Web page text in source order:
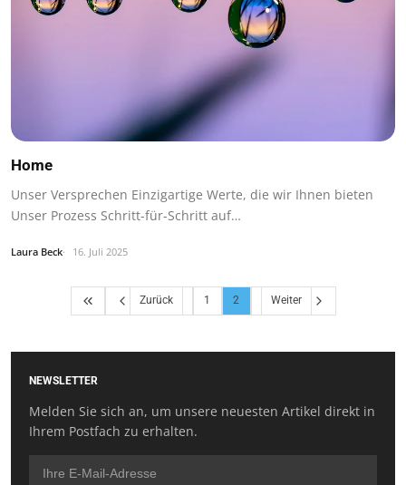
Home
Unser Versprechen Einzigartige Werte, die wir Ihnen bieten
Unser Prozess Schritt-für-Schritt auf…
Laura Beck 16. Juli 2025
Zurück 1 2 Weiter
NEWSLETTER
Melden Sie sich an, um unsere neuesten Artikel direkt in
Ihrem Postfach zu erhalten.